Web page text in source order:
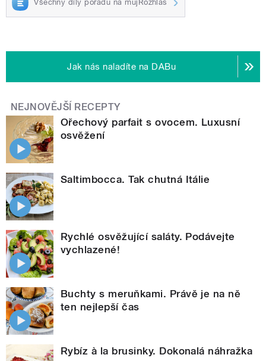
Všechny díly pořadu na mujRozhlas
Jak nás naladíte na DABu
NEJNOVĚJŠÍ RECEPTY
Ořechový parfait s ovocem. Luxusní
osvěžení
Saltimbocca. Tak chutná Itálie
Rychlé osvěžující saláty. Podávejte
vychlazené!
Buchty s meruňkami. Právě je na ně
ten nejlepší čas
Rybíz à la brusinky. Dokonalá náhražka